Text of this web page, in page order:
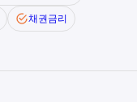
채권금리